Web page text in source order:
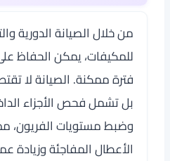
من خلال الصيانة الدورية
للمكيفات، يمكن الحفاظ
فترة ممكنة. الصيانة لا
بل تشمل فحص الأجزاء
وضبط مستويات الفريون،
الأعطال المفاجئة وزيادة